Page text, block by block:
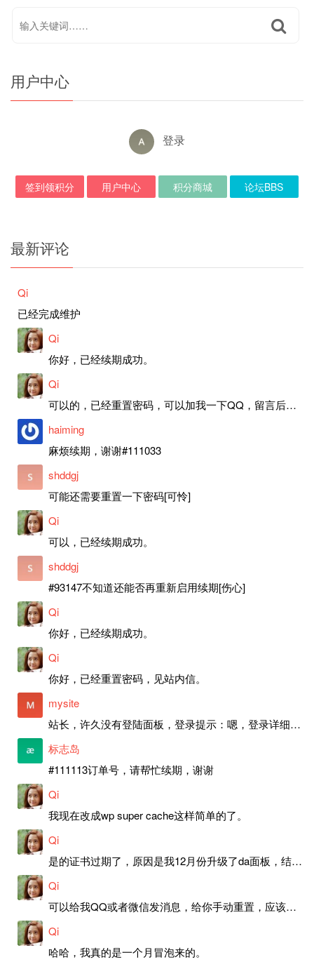
用户中心
登录
签到领积分 用户中心 积分商城 论坛BBS
最新评论
Qi
已经完成维护
Qi
你好，已经续期成功。
Qi
可以的，已经重置密码，可以加我一下QQ，留言后我就发密码给你。
haiming
麻烦续期，谢谢#111033
shddgj
可能还需要重置一下密码[可怜]
Qi
可以，已经续期成功。
shddgj
#93147不知道还能否再重新启用续期[伤心]
Qi
你好，已经续期成功。
Qi
你好，已经重置密码，见站内信。
mysite
站长，许久没有登陆面板，登录提示：嗯，登录详细信息似乎不正确。请重试。 网站还可以正常使用。如果是密码问题请帮忙重置一下密码。谢谢。订单号：97790，账号：aa20210950。 站长，提交了工单，你回复续期成功，不过我的问题是面部登陆信息有问题，一直是初始密码，现在无法登陆，有时间麻烦排查一下。
标志岛
#111113订单号，请帮忙续期，谢谢
Qi
我现在改成wp super cache这样简单的了。
Qi
是的证书过期了，原因是我12月份升级了da面板，结果后台证书就不更新了，目前还在排查问题。切换PHP版本现在没有了，因为DA新版不支持。
Qi
可以给我QQ或者微信发消息，给你手动重置，应该是服务器插件有问题了，这个wp的主题太老了，导致现在好多的问题，网站的签到功能也是因为这个原因导致的。
Qi
哈哈，我真的是一个月冒泡来的。